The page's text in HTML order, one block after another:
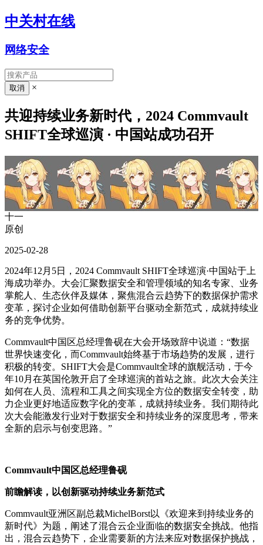
中关村在线
网络安全
×
共迎持续业务新时代，2024 Commvault
SHIFT全球巡演 · 中国站成功召开
十一
原创
2025-02-28
2024年12月5日，2024 Commvault SHIFT全球巡演·中国站于上
海成功举办。大会汇聚数据安全和管理领域的知名专家、业务
掌舵人、生态伙伴及媒体，聚焦混合云趋势下的数据保护需求
变革，探讨企业如何借助创新平台驱动全新范式，成就持续业
务的竞争优势。
Commvault中国区总经理鲁砚在大会开场致辞中说道：“数据
世界快速变化，而Commvault始终基于市场趋势的发展，进行
积极的转变。SHIFT大会是Commvault全球的旗舰活动，于今
年10月在英国伦敦开启了全球巡演的首站之旅。此次大会关注
如何在人员、流程和工具之间实现全方位的数据安全转变，助
力企业更好地适应数字化的变革，成就持续业务。我们期待此
次大会能激发行业对于数据安全和持续业务的深度思考，带来
全新的启示与创变思路。”
Commvault中国区总经理鲁砚
前瞻解读，以创新驱动持续业务新范式
Commvault亚洲区副总裁MichelBorst以《欢迎来到持续业务的
新时代》为题，阐述了混合云企业面临的数据安全挑战。他指
出，混合云趋势下，企业需要新的方法来应对数据保护挑战，